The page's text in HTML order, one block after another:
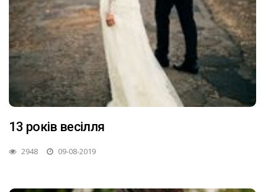
13 років весілля
2948 09-08-2019